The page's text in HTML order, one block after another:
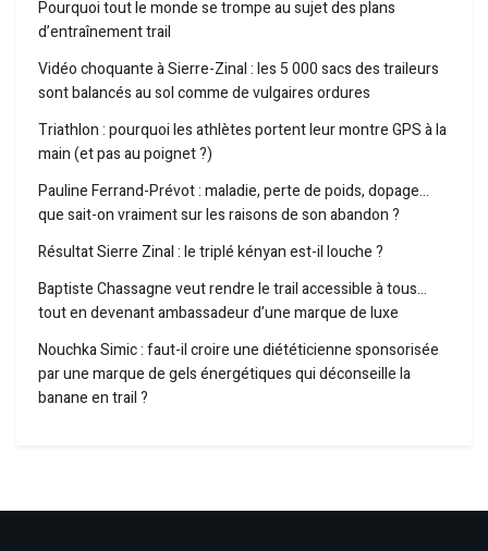
Pourquoi tout le monde se trompe au sujet des plans
d’entraînement trail
Vidéo choquante à Sierre-Zinal : les 5 000 sacs des traileurs
sont balancés au sol comme de vulgaires ordures
Triathlon : pourquoi les athlètes portent leur montre GPS à la
main (et pas au poignet ?)
Pauline Ferrand-Prévot : maladie, perte de poids, dopage…
que sait-on vraiment sur les raisons de son abandon ?
Résultat Sierre Zinal : le triplé kényan est-il louche ?
Baptiste Chassagne veut rendre le trail accessible à tous…
tout en devenant ambassadeur d’une marque de luxe
Nouchka Simic : faut-il croire une diététicienne sponsorisée
par une marque de gels énergétiques qui déconseille la
banane en trail ?